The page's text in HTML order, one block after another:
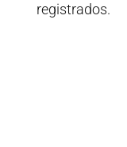
registrados.